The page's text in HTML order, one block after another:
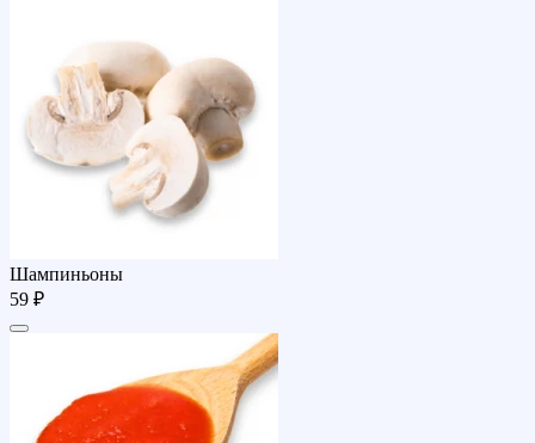
Шампиньоны
59 ₽